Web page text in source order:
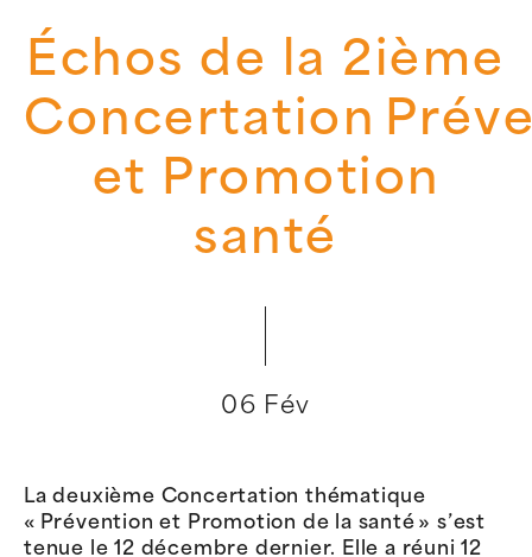
Échos de la 2ième
Concertation
et Promotion
santé
06 Fév
La deuxième Concertation thématique
« Prévention et Promotion de la santé » s’est
tenue le 12 décembre dernier. Elle a réuni 12